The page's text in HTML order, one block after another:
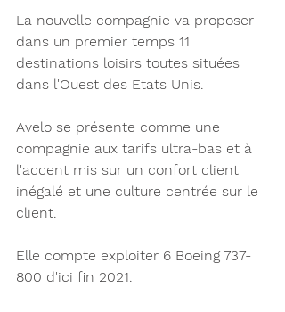
La nouvelle compagnie va proposer
dans un premier temps 11
destinations loisirs toutes situées
dans l'Ouest des Etats Unis.
Avelo se présente comme une
compagnie aux tarifs ultra-bas et à
l'accent mis sur un confort client
inégalé et une culture centrée sur le
client.
Elle compte exploiter 6 Boeing 737-
800 d'ici fin 2021.